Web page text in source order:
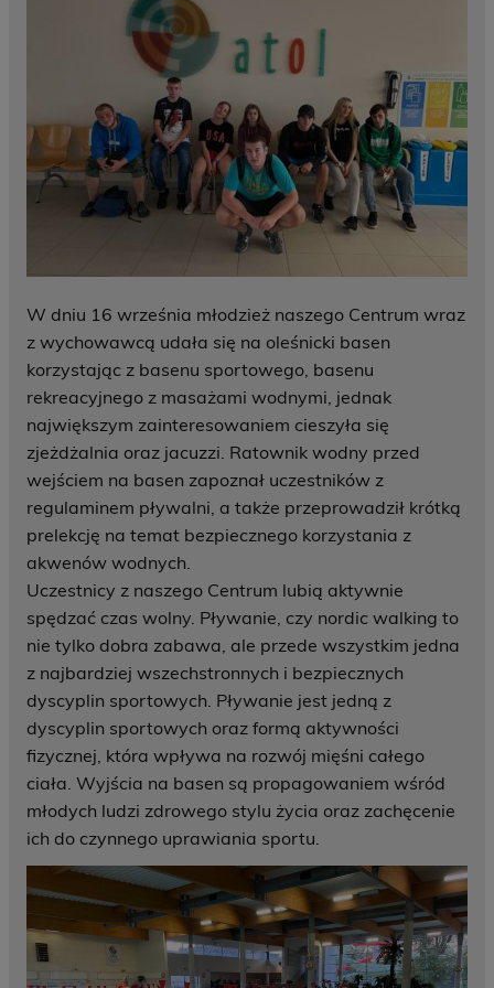
W dniu 16 września młodzież naszego Centrum wraz
z wychowawcą udała się na oleśnicki basen
korzystając z basenu sportowego, basenu
rekreacyjnego z masażami wodnymi, jednak
największym zainteresowaniem cieszyła się
zjeżdżalnia oraz jacuzzi. Ratownik wodny przed
wejściem na basen zapoznał uczestników z
regulaminem pływalni, a także przeprowadził krótką
prelekcję na temat bezpiecznego korzystania z
akwenów wodnych.
Uczestnicy z naszego Centrum lubią aktywnie
spędzać czas wolny. Pływanie, czy nordic walking to
nie tylko dobra zabawa, ale przede wszystkim jedna
z najbardziej wszechstronnych i bezpiecznych
dyscyplin sportowych. Pływanie jest jedną z
dyscyplin sportowych oraz formą aktywności
fizycznej, która wpływa na rozwój mięśni całego
ciała. Wyjścia na basen są propagowaniem wśród
młodych ludzi zdrowego stylu życia oraz zachęcenie
ich do czynnego uprawiania sportu.